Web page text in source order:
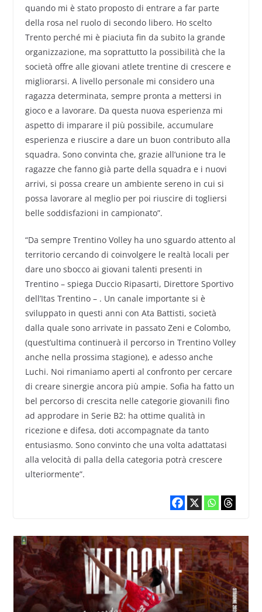
quando mi è stato proposto di entrare a far parte
della rosa nel ruolo di secondo libero. Ho scelto
Trento perché mi è piaciuta fin da subito la grande
organizzazione, ma soprattutto la possibilità che la
società offre alle giovani atlete trentine di crescere e
migliorarsi. A livello personale mi considero una
ragazza determinata, sempre pronta a mettersi in
gioco e a lavorare. Da questa nuova esperienza mi
aspetto di imparare il più possibile, accumulare
esperienza e riuscire a dare un buon contributo alla
squadra. Sono convinta che, grazie all’unione tra le
ragazze che fanno già parte della squadra e i nuovi
arrivi, si possa creare un ambiente sereno in cui si
possa lavorare al meglio per poi riuscire di togliersi
belle soddisfazioni in campionato”.
“Da sempre Trentino Volley ha uno sguardo attento al
territorio cercando di coinvolgere le realtà locali per
dare uno sbocco ai giovani talenti presenti in
Trentino – spiega Duccio Ripasarti, Direttore Sportivo
dell’Itas Trentino – . Un canale importante si è
sviluppato in questi anni con Ata Battisti, società
dalla quale sono arrivate in passato Zeni e Colombo,
(quest’ultima continuerà il percorso in Trentino Volley
anche nella prossima stagione), e adesso anche
Luchi. Noi rimaniamo aperti al confronto per cercare
di creare sinergie ancora più ampie. Sofia ha fatto un
bel percorso di crescita nelle categorie giovanili fino
ad approdare in Serie B2: ha ottime qualità in
ricezione e difesa, doti accompagnate da tanto
entusiasmo. Sono convinto che una volta adattatasi
alla velocità di palla della categoria potrà crescere
ulteriormente”.